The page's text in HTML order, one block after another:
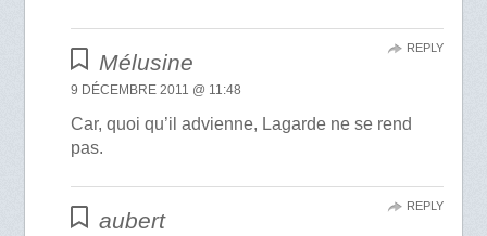
Mélusine
9 DÉCEMBRE 2011 @ 11:48
Car, quoi qu’il advienne, Lagarde ne se rend
pas.
REPLY
aubert
REPLY